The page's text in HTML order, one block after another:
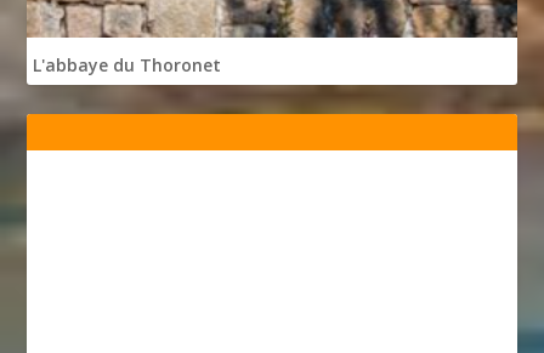
L'abbaye du Thoronet